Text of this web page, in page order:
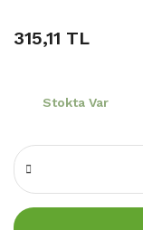
315,11 TL
Stokta Var